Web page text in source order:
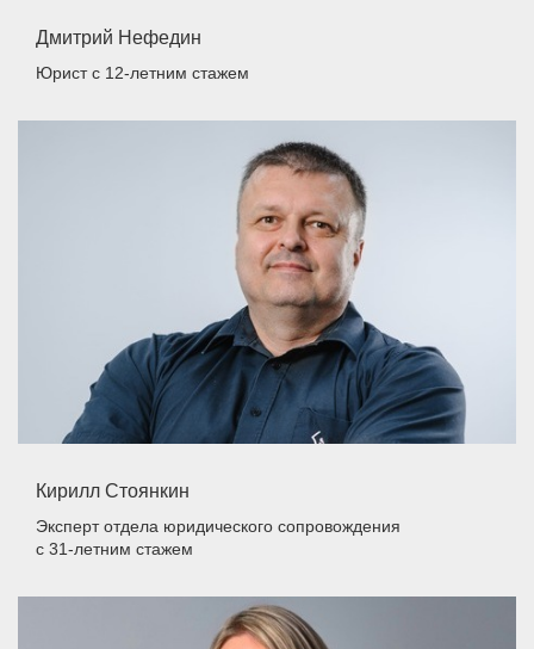
Дмитрий Нефедин
Юристс 12-летним стажем
Кирилл Стоянкин
Эксперт отдела юридического сопровождения
с 31-летним стажем